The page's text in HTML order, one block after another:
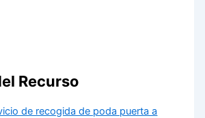
Recurso
de recogida de poda puerta a